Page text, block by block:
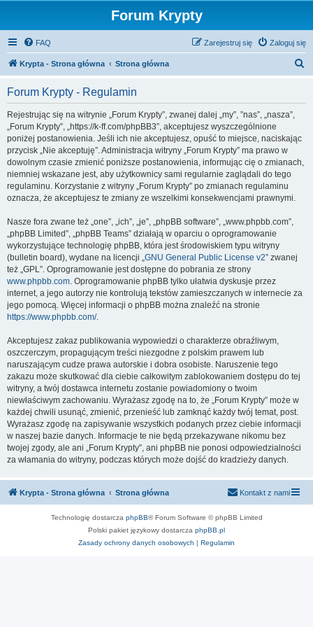
Forum Krypty
FAQ Zaloguj się
Zarejestruj się
Krypta - Strona główna Strona główna
Forum Krypty - Regulamin
Rejestrując się na witrynie „Forum Krypty”, zwanej dalej „my”, ”nas”, „nasza”,
„Forum Krypty”, „https://k-ff.com/phpBB3”, akceptujesz wyszczególnione
poniżej postanowienia. Jeśli ich nie akceptujesz, opuść to miejsce, naciskając
przycisk „Nie akceptuję”. Administracja witryny „Forum Krypty” ma prawo w
dowolnym czasie zmienić poniższe postanowienia, informując cię o zmianach,
niemniej wskazane jest, aby użytkownicy sami regularnie zaglądali do tego
regulaminu. Korzystanie z witryny „Forum Krypty” po zmianach regulaminu
oznacza, że akceptujesz te zmiany ze wszelkimi konsekwencjami prawnymi.
Nasze fora zwane też „one”, „ich”, „je”, „phpBB software”, „www.phpbb.com”,
„phpBB Limited”, „phpBB Teams” działają w oparciu o oprogramowanie
wykorzystujące technologię phpBB, która jest środowiskiem typu witryny
(bulletin board), wydane na licencji „GNU General Public License v2” zwanej
też „GPL”. Oprogramowanie jest dostępne do pobrania ze strony
www.phpbb.com. Oprogramowanie phpBB tylko ułatwia dyskusje przez
internet, a jego autorzy nie kontrolują tekstów zamieszczanych w internecie za
jego pomocą. Więcej informacji o phpBB można znaleźć na stronie
https://www.phpbb.com/.
Akceptujesz zakaz publikowania wypowiedzi o charakterze obraźliwym,
oszczerczym, propagującym treści niezgodne z polskim prawem lub
naruszającym cudze prawa autorskie i dobra osobiste. Naruszenie tego
zakazu może skutkować dla ciebie całkowitym zablokowaniem dostępu do tej
witryny, a twój dostawca internetu zostanie powiadomiony o twoim
niewłaściwym zachowaniu. Wyrażasz zgodę na to, że „Forum Krypty” może w
każdej chwili usunąć, zmienić, przenieść lub zamknąć każdy twój temat, post.
Wyrażasz zgodę na zapisywanie wszystkich podanych przez ciebie informacji
w naszej bazie danych. Informacje te nie będą przekazywane nikomu bez
twojej zgody, ale ani „Forum Krypty”, ani phpBB nie ponosi odpowiedzialności
za włamania do witryny, podczas których może dojść do kradzieży danych.
Krypta - Strona główna Strona główna Kontakt z nami
Technologię dostarcza phpBB® Forum Software © phpBB Limited
Polski pakiet językowy dostarcza phpBB.pl
Zasady ochrony danych osobowych | Regulamin